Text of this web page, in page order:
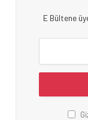
E Bültene